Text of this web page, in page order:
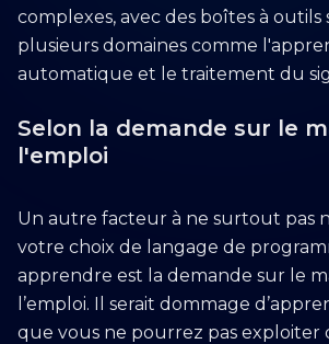
complexes, avec des boîtes à
plusieurs domaines comme
automatique et le traitement du
Selon la demande sur le
l'emploi
Un autre facteur à ne surtout pas
votre choix de langage de
apprendre est la demande sur le
l’emploi. Il serait dommage
que vous ne pourrez pas exploiter